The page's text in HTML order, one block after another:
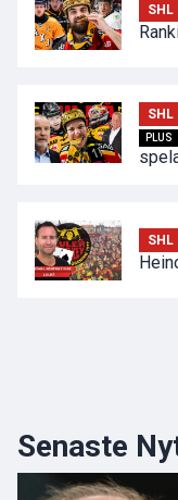
SHL
SHL
PLUS
SHL
Senaste